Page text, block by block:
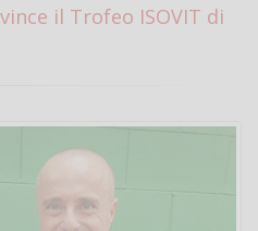
il Trofeo ISOVIT di